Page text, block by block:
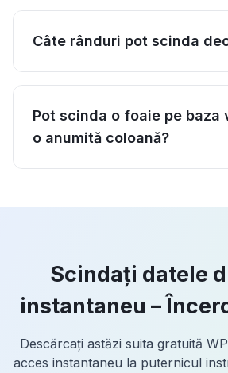
Câte rânduri pot scinda
Pot scinda o foaie pe baza
o anumită coloană?
Scindați datele
instantaneu –
Descărcați astăzi suita gratuită
acces instantaneu la puternicul